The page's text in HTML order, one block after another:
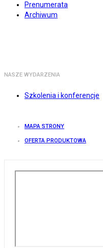
Prenumerata
Archiwum
NASZE WYDARZENIA
Szkolenia i konferencje
MAPA STRONY
OFERTA PRODUKTOWA